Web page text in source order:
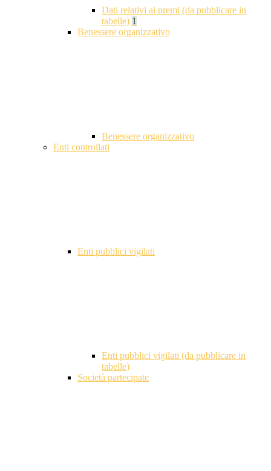
Dati relativi ai premi (da pubblicare in
tabelle) 1
Benessere organizzativo
Benessere organizzativo
Enti controllati
Enti pubblici vigilati
Enti pubblici vigilati (da pubblicare in
tabelle)
Società partecipate